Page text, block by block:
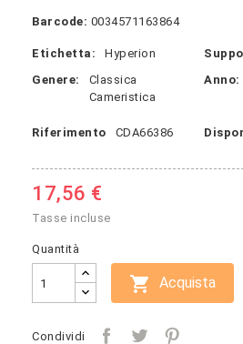
Barcode: 0034571163864
Etichetta: Hyperion
Genere:
Classica
Cameristica
Anno:
Riferimento CDA66386
17,56 €
Tasse incluse
Quantità
 Acquista
Condividi